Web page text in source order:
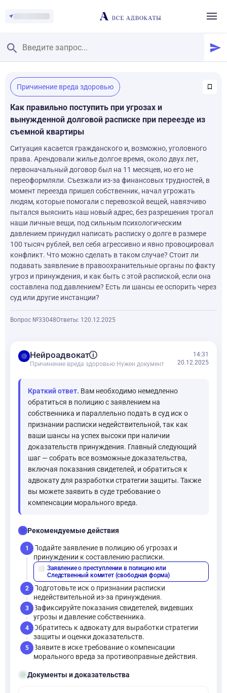
Главная
/
Смотреть заданные вопросы
/
Задать вопрос
Причинение вреда здоровью
Как правильно поступить при угрозах и
вынужденной долговой расписке при переезде из
съемной квартиры
Ситуация касается гражданского и, возможно, уголовного
права. Арендовали жилье долгое время, около двух лет,
первоначальный договор был на 11 месяцев, но его не
переоформляли. Съезжали из-за финансовых трудностей, в
момент переезда пришел собственник, начал угрожать
людям, которые помогали с перевозкой вещей, навязчиво
пытался выяснить наш новый адрес, без разрешения трогал
наши личные вещи, под сильным психологическим
давлением принудил написать расписку о долге в размере
100 тысяч рублей, вел себя агрессивно и явно провоцировал
конфликт. Что можно сделать в таком случае? Стоит ли
подавать заявление в правоохранительные органы по факту
угроз и принуждения, и как быть с этой распиской, если она
составлена под давлением? Есть ли шансы ее оспорить через
суд или другие инстанции?
Вопрос №33048Ответы: 1 20.12.2025
balanceНейроадвокат
Причинение вреда здоровью· Нужен документ
14:31
20.12.2025
Краткий ответ. Вам необходимо немедленно
обратиться в полицию с заявлением на
собственника и параллельно подать в суд иск о
признании расписки недействительной, так как
ваши шансы на успех высоки при наличии
доказательств принуждения. Главный следующий
шаг — собрать все возможные доказательства,
включая показания свидетелей, и обратиться к
адвокату для разработки стратегии защиты. Также
вы можете заявить в суде требование о
компенсации морального вреда.
checklistРекомендуемые действия
1
Подайте заявление в полицию об угрозах и
принуждении к составлению расписки.
Заявление о преступлении в полицию или
Следственный комитет (свободная форма)
2
Подготовьте иск о признании расписки
недействительной из-за принуждения.
3
Зафиксируйте показания свидетелей, видевших
угрозы и давление собственника.
4
Обратитесь к адвокату для выработки стратегии
защиты и оценки доказательств.
5
Заявите в иске требование о компенсации
морального вреда за противоправные действия.
folder_openДокументы и доказательства